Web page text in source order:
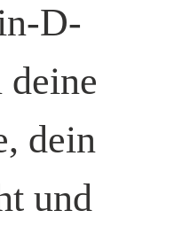
D-
deine
dein
und